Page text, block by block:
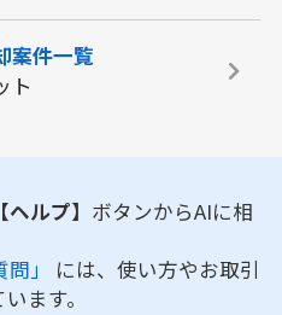
案件一覧
ト
【ヘルプ】 ボタンからAIに相
」 には、使い方やお取引
ます。